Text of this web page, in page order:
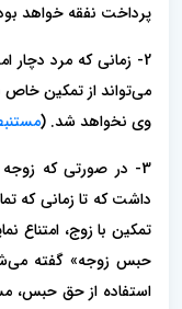
پرداخت نفقه خواهد
2- زمانی که مرد
می‌تواند از تمکین خاص
وی نخواهد شد. (مستنبط از
3- در صورتی که زوجه
داشت که تا زمانی که
تمکین با زوج، امتناع
حبس زوجه» گفته
استفاده از حق حبس،